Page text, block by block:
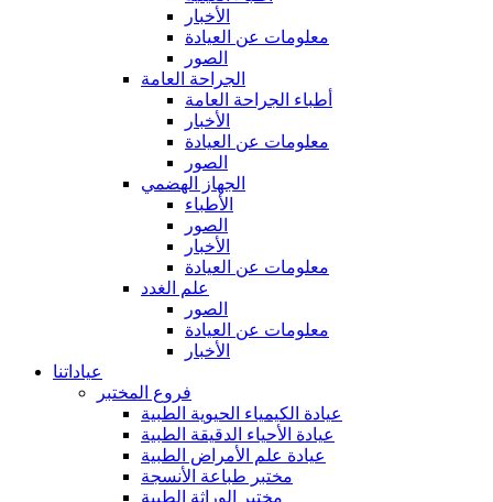
الأخبار
معلومات عن العيادة
الصور
الجراحة العامة
أطباء الجراحة العامة
الأخبار
معلومات عن العيادة
الصور
الجهاز الهضمي
الأطباء
الصور
الأخبار
معلومات عن العيادة
علم الغدد
الصور
معلومات عن العيادة
الأخبار
عياداتنا
فروع المختبر
عيادة الكيمياء الحيوية الطبية
عيادة الأحياء الدقيقة الطبية
عيادة علم الأمراض الطبية
مختبر طباعة الأنسجة
مختبر الوراثة الطبية